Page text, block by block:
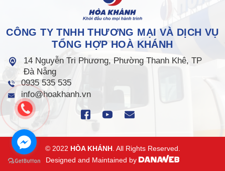
CÔNG TY TNHH THƯƠNG MẠI VÀ DỊCH VỤ
TỔNG HỢP HOÀ KHÁNH
14 Nguyễn Tri Phương, Phường Thanh Khê, TP
Đà Nẵng
0935 535 535
info@hoakhanh.vn
© 2022 HÒA KHÁNH. All Rights Reserved.
Designed and Maintained by